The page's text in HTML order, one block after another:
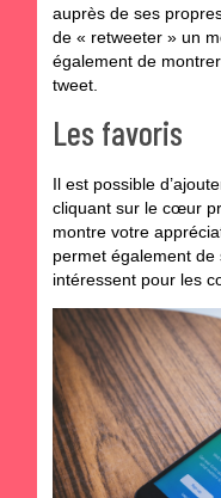
auprès de ses
de « retweeter » un
également de
tweet.
Les favoris
Il est possible
cliquant sur le cœur
montre votre
permet également
intéressent pour les